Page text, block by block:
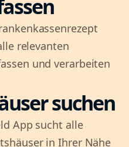
relevanten
und verarbeiten
suchen
App sucht alle
in Ihrer Nähe